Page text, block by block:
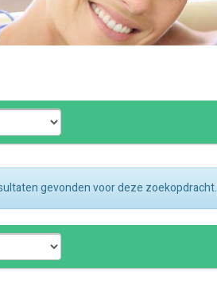
gevonden voor deze zoekopdracht.